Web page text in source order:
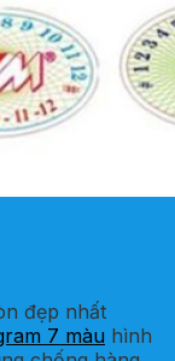
đẹp nhất
7 màu hình